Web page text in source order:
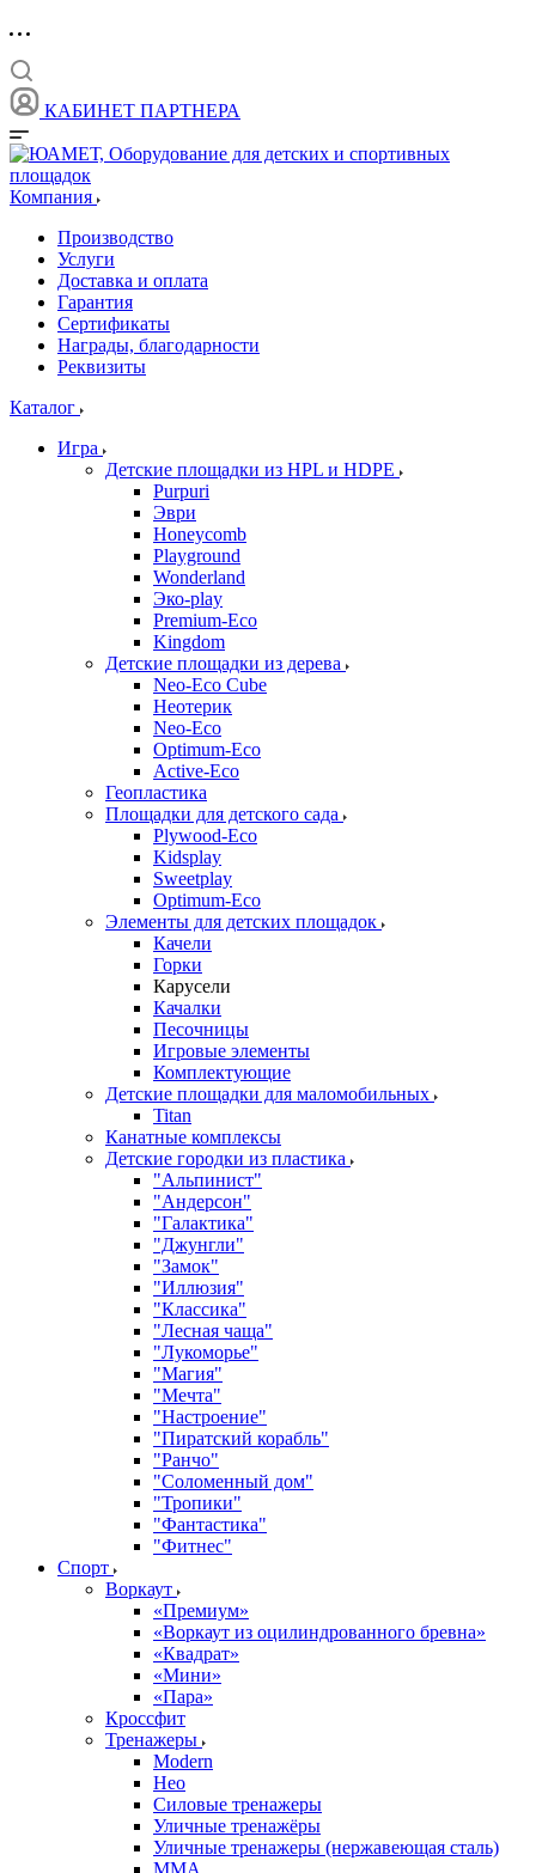
КАБИНЕТ ПАРТНЕРА
Компания
Производство
Услуги
Доставка и оплата
Гарантия
Сертификаты
Награды, благодарности
Реквизиты
Каталог
Игра
Детские площадки из HPL и HDPE
Purpuri
Эври
Honeycomb
Playground
Wonderland
Эко-play
Premium-Eco
Kingdom
Детские площадки из дерева
Neo-Eco Cube
Неотерик
Neo-Eco
Оptimum-Еco
Active-Eco
Геопластика
Площадки для детского сада
Plywood-Eco
Kidsplay
Sweetplay
Оptimum-Еco
Элементы для детских площадок
Качели
Горки
Карусели
Качалки
Песочницы
Игровые элементы
Комплектующие
Детские площадки для маломобильных
Titan
Канатные комплексы
Детские городки из пластика
"Альпинист"
"Андерсон"
"Галактика"
"Джунгли"
"Замок"
"Иллюзия"
"Классика"
"Лесная чаща"
"Лукоморье"
"Магия"
"Мечта"
"Настроение"
"Пиратский корабль"
"Ранчо"
"Соломенный дом"
"Тропики"
"Фантастика"
"Фитнес"
Спорт
Воркаут
«Премиум»
«Воркаут из оцилиндрованного бревна»
«Квадрат»
«Мини»
«Пара»
Кроссфит
Тренажеры
Modern
Нео
Силовые тренажеры
Уличные тренажёры
Уличные тренажеры (нержавеющая сталь)
ММА